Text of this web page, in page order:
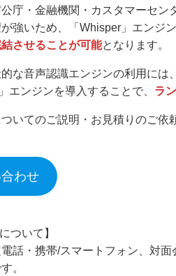
庁・金融機関・カスタマーセ
強いため、「Whisper」エンジ
させることが可能となります。
的な音声認識エンジンの利用に
エンジンを導入することで、 ラ
いてのご説明・お見積りのご依
わせ
ついて】
話・携帯/スマートフォン、対
。